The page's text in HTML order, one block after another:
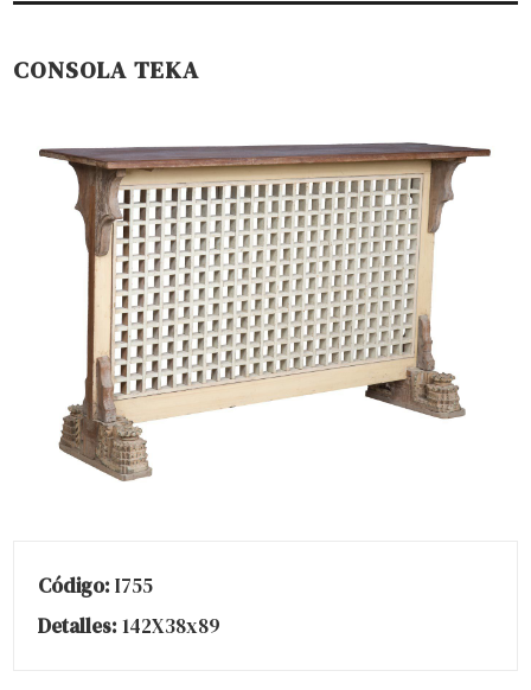
CONSOLA TEKA
Código: I755
Detalles: 142X38x89